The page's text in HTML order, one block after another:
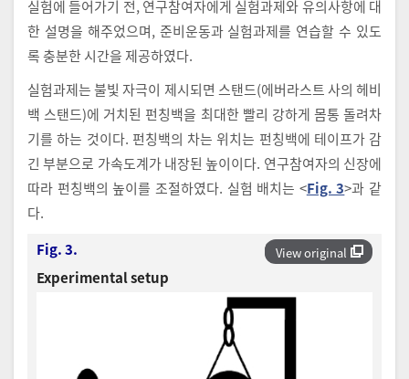
실험에 들어가기 전, 연구참여자에게 실험과제와 유의사항에 대
한 설명을 해주었으며, 준비운동과 실험과제를 연습할 수 있도
록 충분한 시간을 제공하였다.
실험과제는 불빛 자극이 제시되면 스탠드(에버라스트 사의 헤비
백 스탠드)에 거치된 펀칭백을 최대한 빨리 강하게 몸통 돌려차
기를 하는 것이다. 펀칭백의 차는 위치는 펀칭백에 테이프가 감
긴 부분으로 가속도계가 내장된 높이이다. 연구참여자의 신장에
따라 펀칭백의 높이를 조절하였다. 실험 배치는 <Fig. 3>과 같
다.
View original
Fig. 3.
Experimental setup